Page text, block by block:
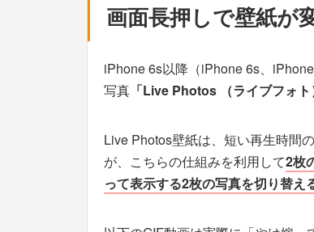
画面長押しで壁紙が
iPhone 6s以降（iPhone 6s、
写真 「Live Photos （ライブフォト
Live Photos壁紙は、短い再生時間
が、こちらの仕組みを利用して2枚
って表示する2枚の写真を切り替え